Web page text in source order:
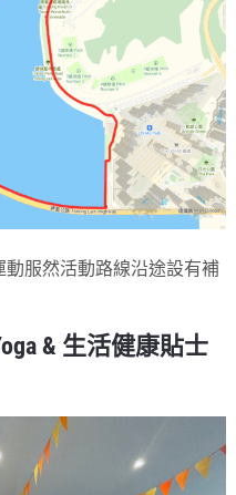
服然活動路線沿途設有補
& 生活健康貼士